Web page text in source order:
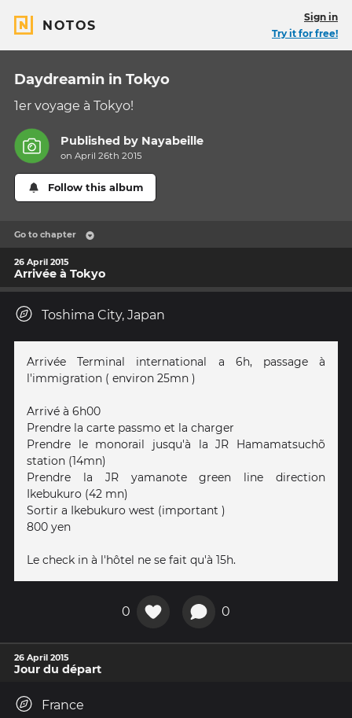
NOTOS
Sign in
Try it for free!
Daydreamin in Tokyo
1er voyage à Tokyo!
Published by Nayabeille
on April 26th 2015
Follow this album
Go to chapter
26 April 2015
Arrivée à Tokyo
Toshima City, Japan
Arrivée Terminal international a 6h, passage à
l'immigration ( environ 25mn )
Arrivé à 6h00
Prendre la carte passmo et la charger
Prendre le monorail jusqu'à la JR Hamamatsuchõ
station (14mn)
Prendre la JR yamanote green line direction
Ikebukuro (42 mn)
Sortir a Ikebukuro west (important )
800 yen
Le check in à l'hôtel ne se fait qu'à 15h.
0 0
26 April 2015
Jour du départ
France